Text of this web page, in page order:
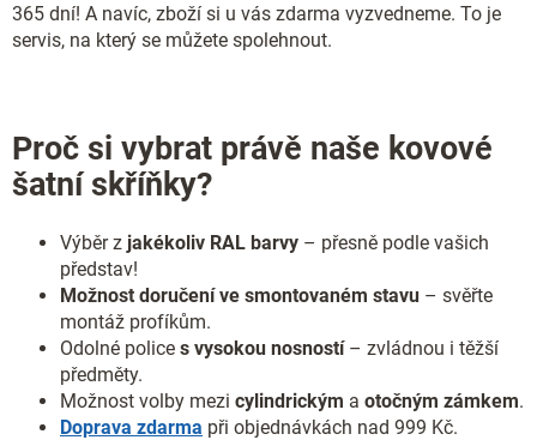
365 dní! A navíc, zboží si u vás zdarma vyzvedneme. To je
servis, na který se můžete spolehnout.
Proč si vybrat právě naše kovové
šatní skříňky?
Výběr z jakékoliv RAL barvy – přesně podle vašich
představ!
Možnost doručení ve smontovaném stavu – svěřte
montáž profíkům.
Odolné police s vysokou nosností– zvládnou i těžší
předměty.
Možnost volby mezi cylindrickým a otočným zámkem.
Doprava zdarma při objednávkách nad 999 Kč.